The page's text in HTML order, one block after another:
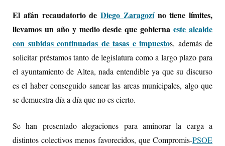
El afán recaudatorio de Diego Zaragozíno tiene límites,
llevamos un año y medio desde que gobiernaeste alcalde
con subidas continuadas de tasas e impuestos, además de
solicitar préstamos tanto de legislatura como a largo plazo para
el ayuntamiento de Altea, nada entendible ya que su discurso
es el haber conseguido sanear las arcas municipales, algo que
se demuestra día a día que no es cierto.
Se han presentado alegaciones para aminorar la carga a
distintos colectivos menos favorecidos, que Compromis-PSOE